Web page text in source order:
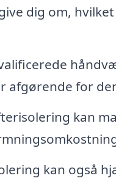
dig om,
afgørende for
kan
kan også